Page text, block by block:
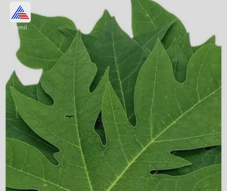
நெஞ்செரிச்சலைக் குறைக்கும்
பப்பாளி இலையை நீரில் கொதிக்க
வைத்து குடித்துவந்தால், வயிறு உப்புசம்,
வாயுத்தொல்லை மற்றும் நெஞ்செரிச்சல்
போன்ற பிரச்னைகள் குறையும்.
Image credits: social media
Tamil